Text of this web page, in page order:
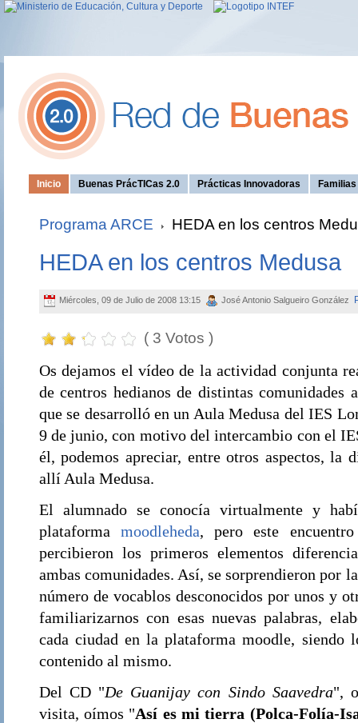
Inicio Buenas PrácTICas 2.0 Prácticas Innovadoras
Programa ARCE HEDA en los centros
HEDA en los centros Medusa
Miércoles, 09 de Julio de 2008 13:15 José Antonio Salgueiro González
( 3 Votos )
Os dejamos el vídeo de la actividad conjunta
de centros hedianos de distintas comunidades
que se desarrolló en un Aula Medusa del IES
9 de junio, con motivo del intercambio con el
él, podemos apreciar, entre otros aspectos, la
allí Aula Medusa.
El alumnado se conocía virtualmente y
plataforma moodleheda, pero este
percibieron los primeros elementos
ambas comunidades. Así, se sorprendieron por
número de vocablos desconocidos por unos y
familiarizarnos con esas nuevas palabras,
cada ciudad en la plataforma moodle, siendo
contenido al mismo.
Del CD "De Guanijay con Sindo Saavedra",
visita, oímos "Así es mi tierra (Polca-Folía-